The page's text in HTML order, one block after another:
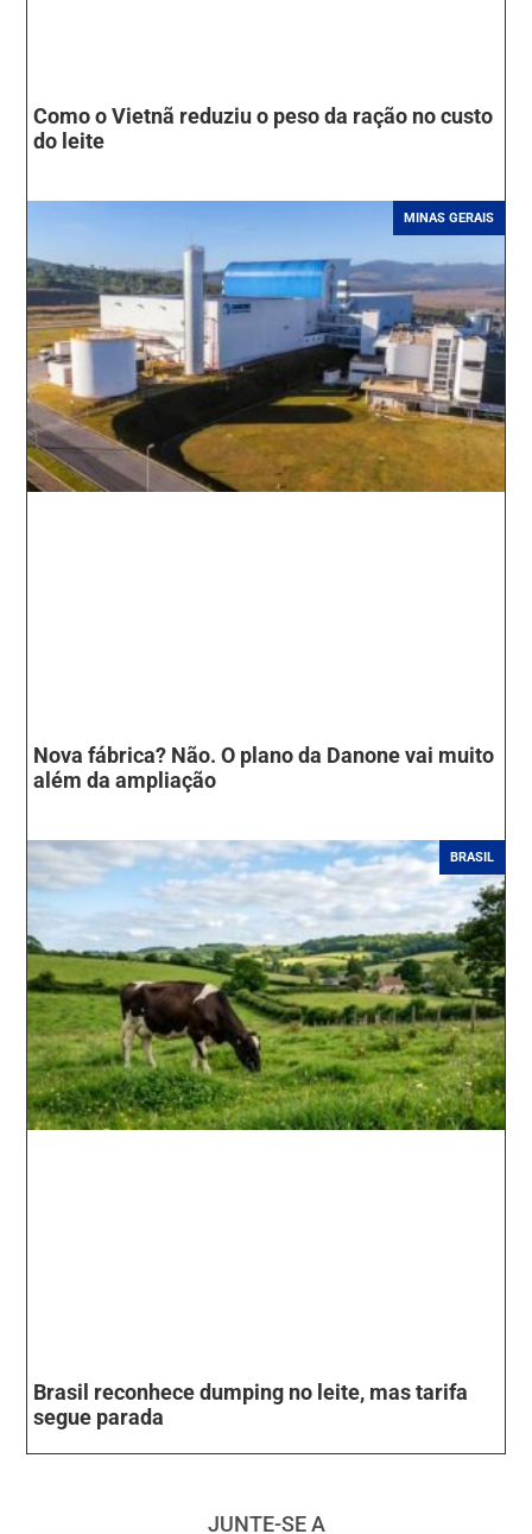
Como o Vietnã reduziu o peso da ração no custo
do leite
MINAS GERAIS
Nova fábrica? Não. O plano da Danone vai muito
além da ampliação
BRASIL
Brasil reconhece dumping no leite, mas tarifa
segue parada
JUNTE-SE A